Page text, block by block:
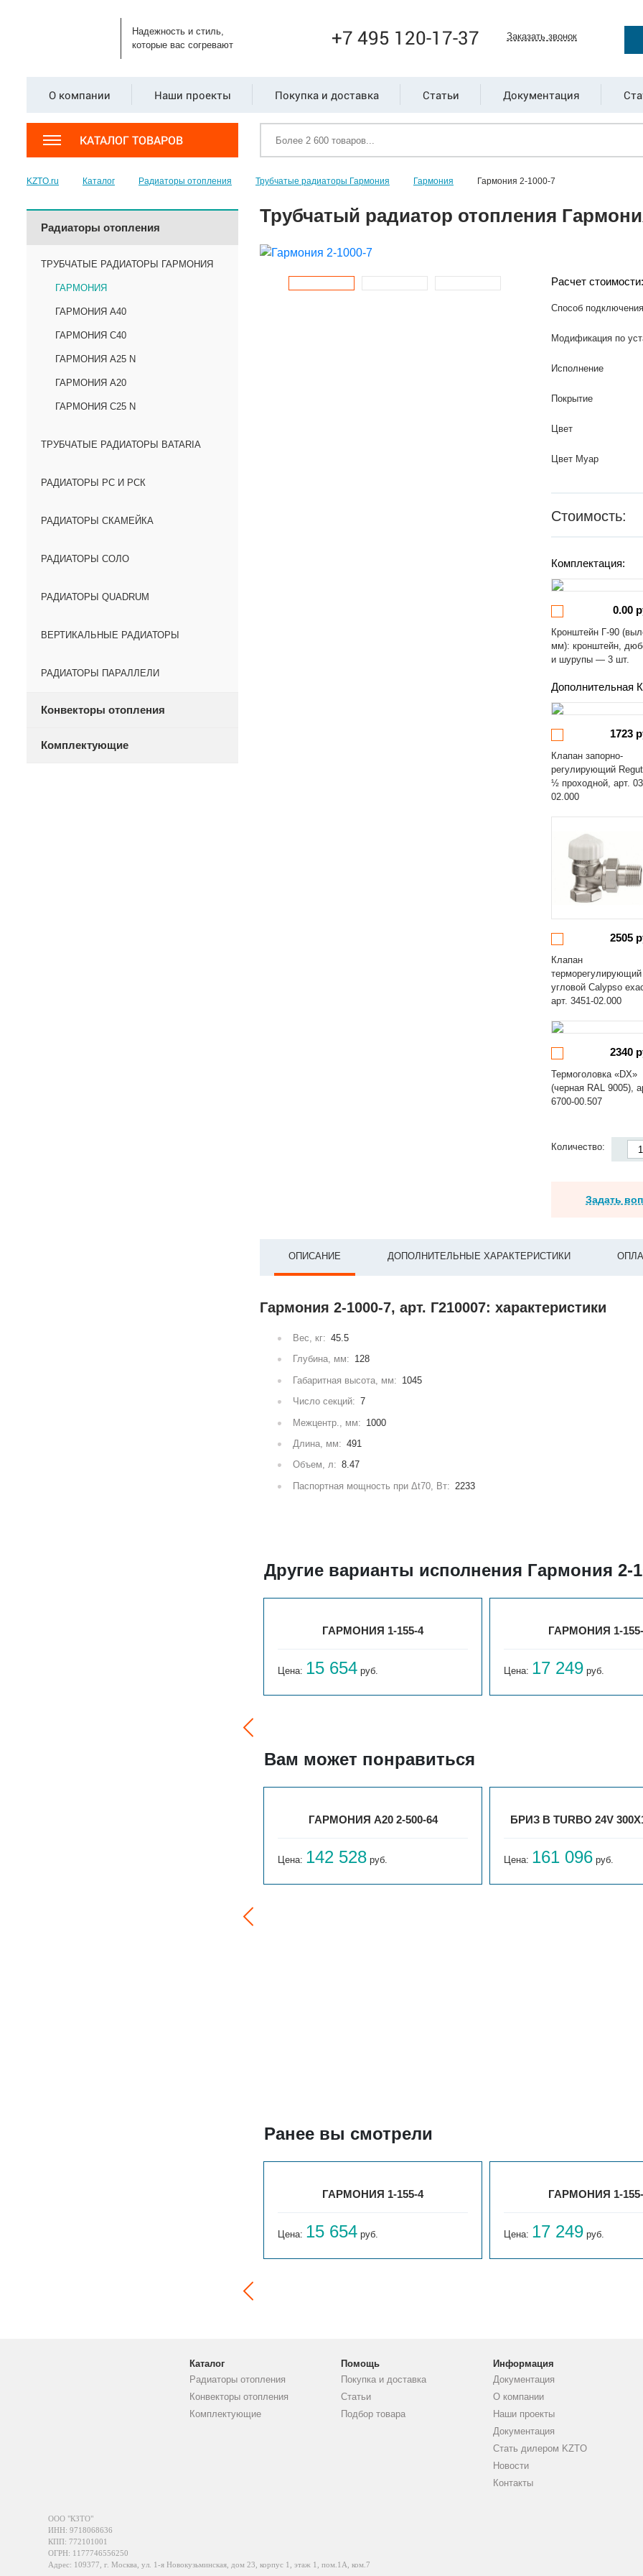
Надежность и стиль,
которые вас согревают
+7 495 120-17-37 Заказать звонок
О компании Наши проекты Покупка и доставка Статьи Документация
КАТАЛОГ ТОВАРОВ
KZTO.ru Каталог Радиаторы отопления Трубчатые радиаторы Гармония Гармония Гармония 2-1000-7
Радиаторы отопления
ТРУБЧАТЫЕ РАДИАТОРЫ ГАРМОНИЯ
ГАРМОНИЯ
ГАРМОНИЯ А40
ГАРМОНИЯ С40
ГАРМОНИЯ А25 N
ГАРМОНИЯ А20
ГАРМОНИЯ С25 N
ТРУБЧАТЫЕ РАДИАТОРЫ BATARIA
РАДИАТОРЫ РС И РСК
РАДИАТОРЫ СКАМЕЙКА
РАДИАТОРЫ СОЛО
РАДИАТОРЫ QUADRUM
ВЕРТИКАЛЬНЫЕ РАДИАТОРЫ
РАДИАТОРЫ ПАРАЛЛЕЛИ
Конвекторы отопления
Комплектующие
Трубчатый радиатор отопления
Расчет
Способ
Модификация по
Исполнение
Покрытие
Цвет
Цвет Муар
Стоимость:
Комплектация:
0.00
Кронштейн Г-90
мм): кронштейн,
и шурупы — 3 шт.
Дополнительная
1723
Клапан запорно-
регулирующий
½ проходной, арт.
02.000
2505
Клапан
терморегулирующий
угловой Calypso
арт. 3451-02.000
2340
Термоголовка «DX»
(черная RAL 9005),
6700-00.507
Количество:
Задать
ОПИСАНИЕ ДОПОЛНИТЕЛЬНЫЕ ХАРАКТЕРИСТИКИ
Гармония 2-1000-7, арт. Г210007: характеристики
Вес, кг: 45.5
Глубина, мм: 128
Габаритная высота, мм: 1045
Число секций: 7
Межцентр., мм: 1000
Длина, мм: 491
Объем, л: 8.47
Паспортная мощность при Δt70, Вт: 2233
Другие варианты исполнения Гармония 2-
ГАРМОНИЯ 1-155-4
Цена: 15 654 руб.
ГАРМОНИЯ 1-
Цена: 17 249 руб.
Вам может понравиться
ГАРМОНИЯ А20 2-500-64
Цена: 142 528 руб.
БРИЗ В TURBO 24V
Цена: 161 096 руб.
Ранее вы смотрели
ГАРМОНИЯ 1-155-4
Цена: 15 654 руб.
ГАРМОНИЯ 1-
Цена: 17 249 руб.
Каталог
Радиаторы отопления
Конвекторы отопления
Комплектующие
Помощь
Покупка и доставка
Статьи
Подбор товара
Информация
Документация
О компании
Наши проекты
Документация
Стать дилером KZTO
Новости
Контакты
ООО "КЗТО"
ИНН: 9718068636
КПП: 772101001
ОГРН: 1177746556250
Адрес: 109377, г. Москва, ул. 1-я Новокузьминская, дом 23, корпус 1, этаж 1, пом.1А, ком.7